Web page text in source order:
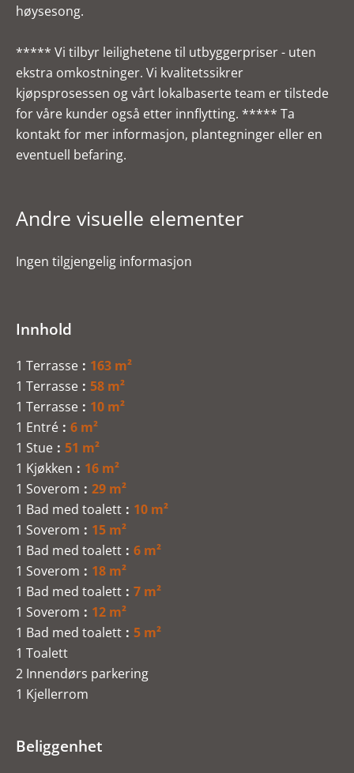
høysesong.
***** Vi tilbyr leilighetene til utbyggerpriser - uten
ekstra omkostninger. Vi kvalitetssikrer
kjøpsprosessen og vårt lokalbaserte team er tilstede
for våre kunder også etter innflytting. ***** Ta
kontakt for mer informasjon, plantegninger eller en
eventuell befaring.
Andre visuelle elementer
Ingen tilgjengelig informasjon
Innhold
1 Terrasse
163 m²
1 Terrasse
58 m²
1 Terrasse
10 m²
1 Entré
6 m²
1 Stue
51 m²
1 Kjøkken
16 m²
1 Soverom
29 m²
1 Bad med toalett
10 m²
1 Soverom
15 m²
1 Bad med toalett
6 m²
1 Soverom
18 m²
1 Bad med toalett
7 m²
1 Soverom
12 m²
1 Bad med toalett
5 m²
1 Toalett
2 Innendørs parkering
1 Kjellerrom
Beliggenhet